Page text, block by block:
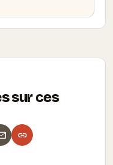
sur ces